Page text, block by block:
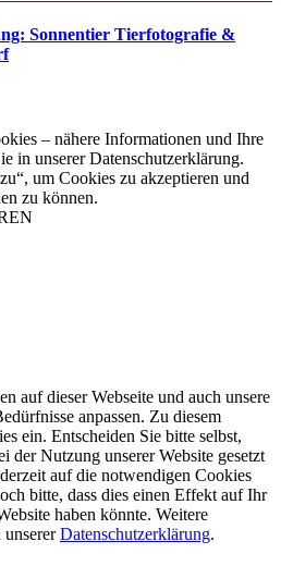
Sonnentier Tierfotografie &
– nähere Informationen und Ihre
in unserer Datenschutzerklärung.
um Cookies zu akzeptieren und
zu können.
auf dieser Webseite und auch unsere
anpassen. Zu diesem
ein. Entscheiden Sie bitte selbst,
der Nutzung unserer Website gesetzt
auf die notwendigen Cookies
bitte, dass dies einen Effekt auf Ihr
haben könnte. Weitere
unsererDatenschutzerklärung.